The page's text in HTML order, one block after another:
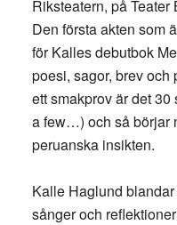
Riksteatern, på
Den första akten som
för Kalles debutbok
poesi, sagor, brev och
ett smakprov är det
a few…) och så börjar
peruanska insikten.
Kalle Haglund
sånger och